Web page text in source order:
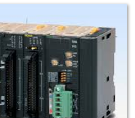
và giám sát hoạt động của các
môi trường công nghiệp cũng như
cách sử dụng công nghệ hiện đại,
xử lý và phản hồi nhanh chóng,
hoạt động và độ an toàn cho
các hệ thống mà nó kiểm soát. N